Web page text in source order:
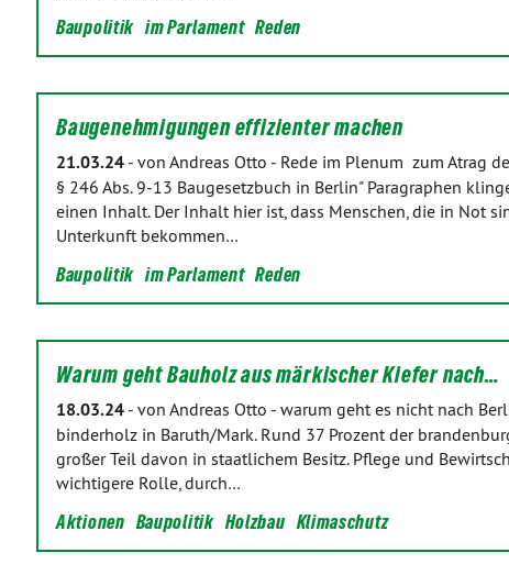
Baupolitik im Parlament Reden
Baugenehmigungen effizienter machen
21.03.24 - von Andreas Otto - Rede im Plenum zum Atrag
§ 246 Abs. 9-13 Baugesetzbuch in Berlin" Paragraphen
einen Inhalt. Der Inhalt hier ist, dass Menschen, die in Not
Unterkunft bekommen…
Baupolitik im Parlament Reden
Warum geht Bauholz aus märkischer Kiefer nach…
18.03.24 - von Andreas Otto - warum geht es nicht nach
binderholz in Baruth/Mark. Rund 37 Prozent der
großer Teil davon in staatlichem Besitz. Pflege und
wichtigere Rolle, durch…
Aktionen Baupolitik Holzbau Klimaschutz